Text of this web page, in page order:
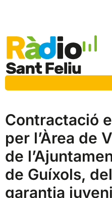
Contractació
per l’Àrea de
de
de Guíxols,
garantia